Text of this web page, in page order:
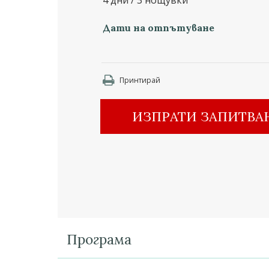
Дати на отпътуване
Принтирай
ИЗПРАТИ
Програма